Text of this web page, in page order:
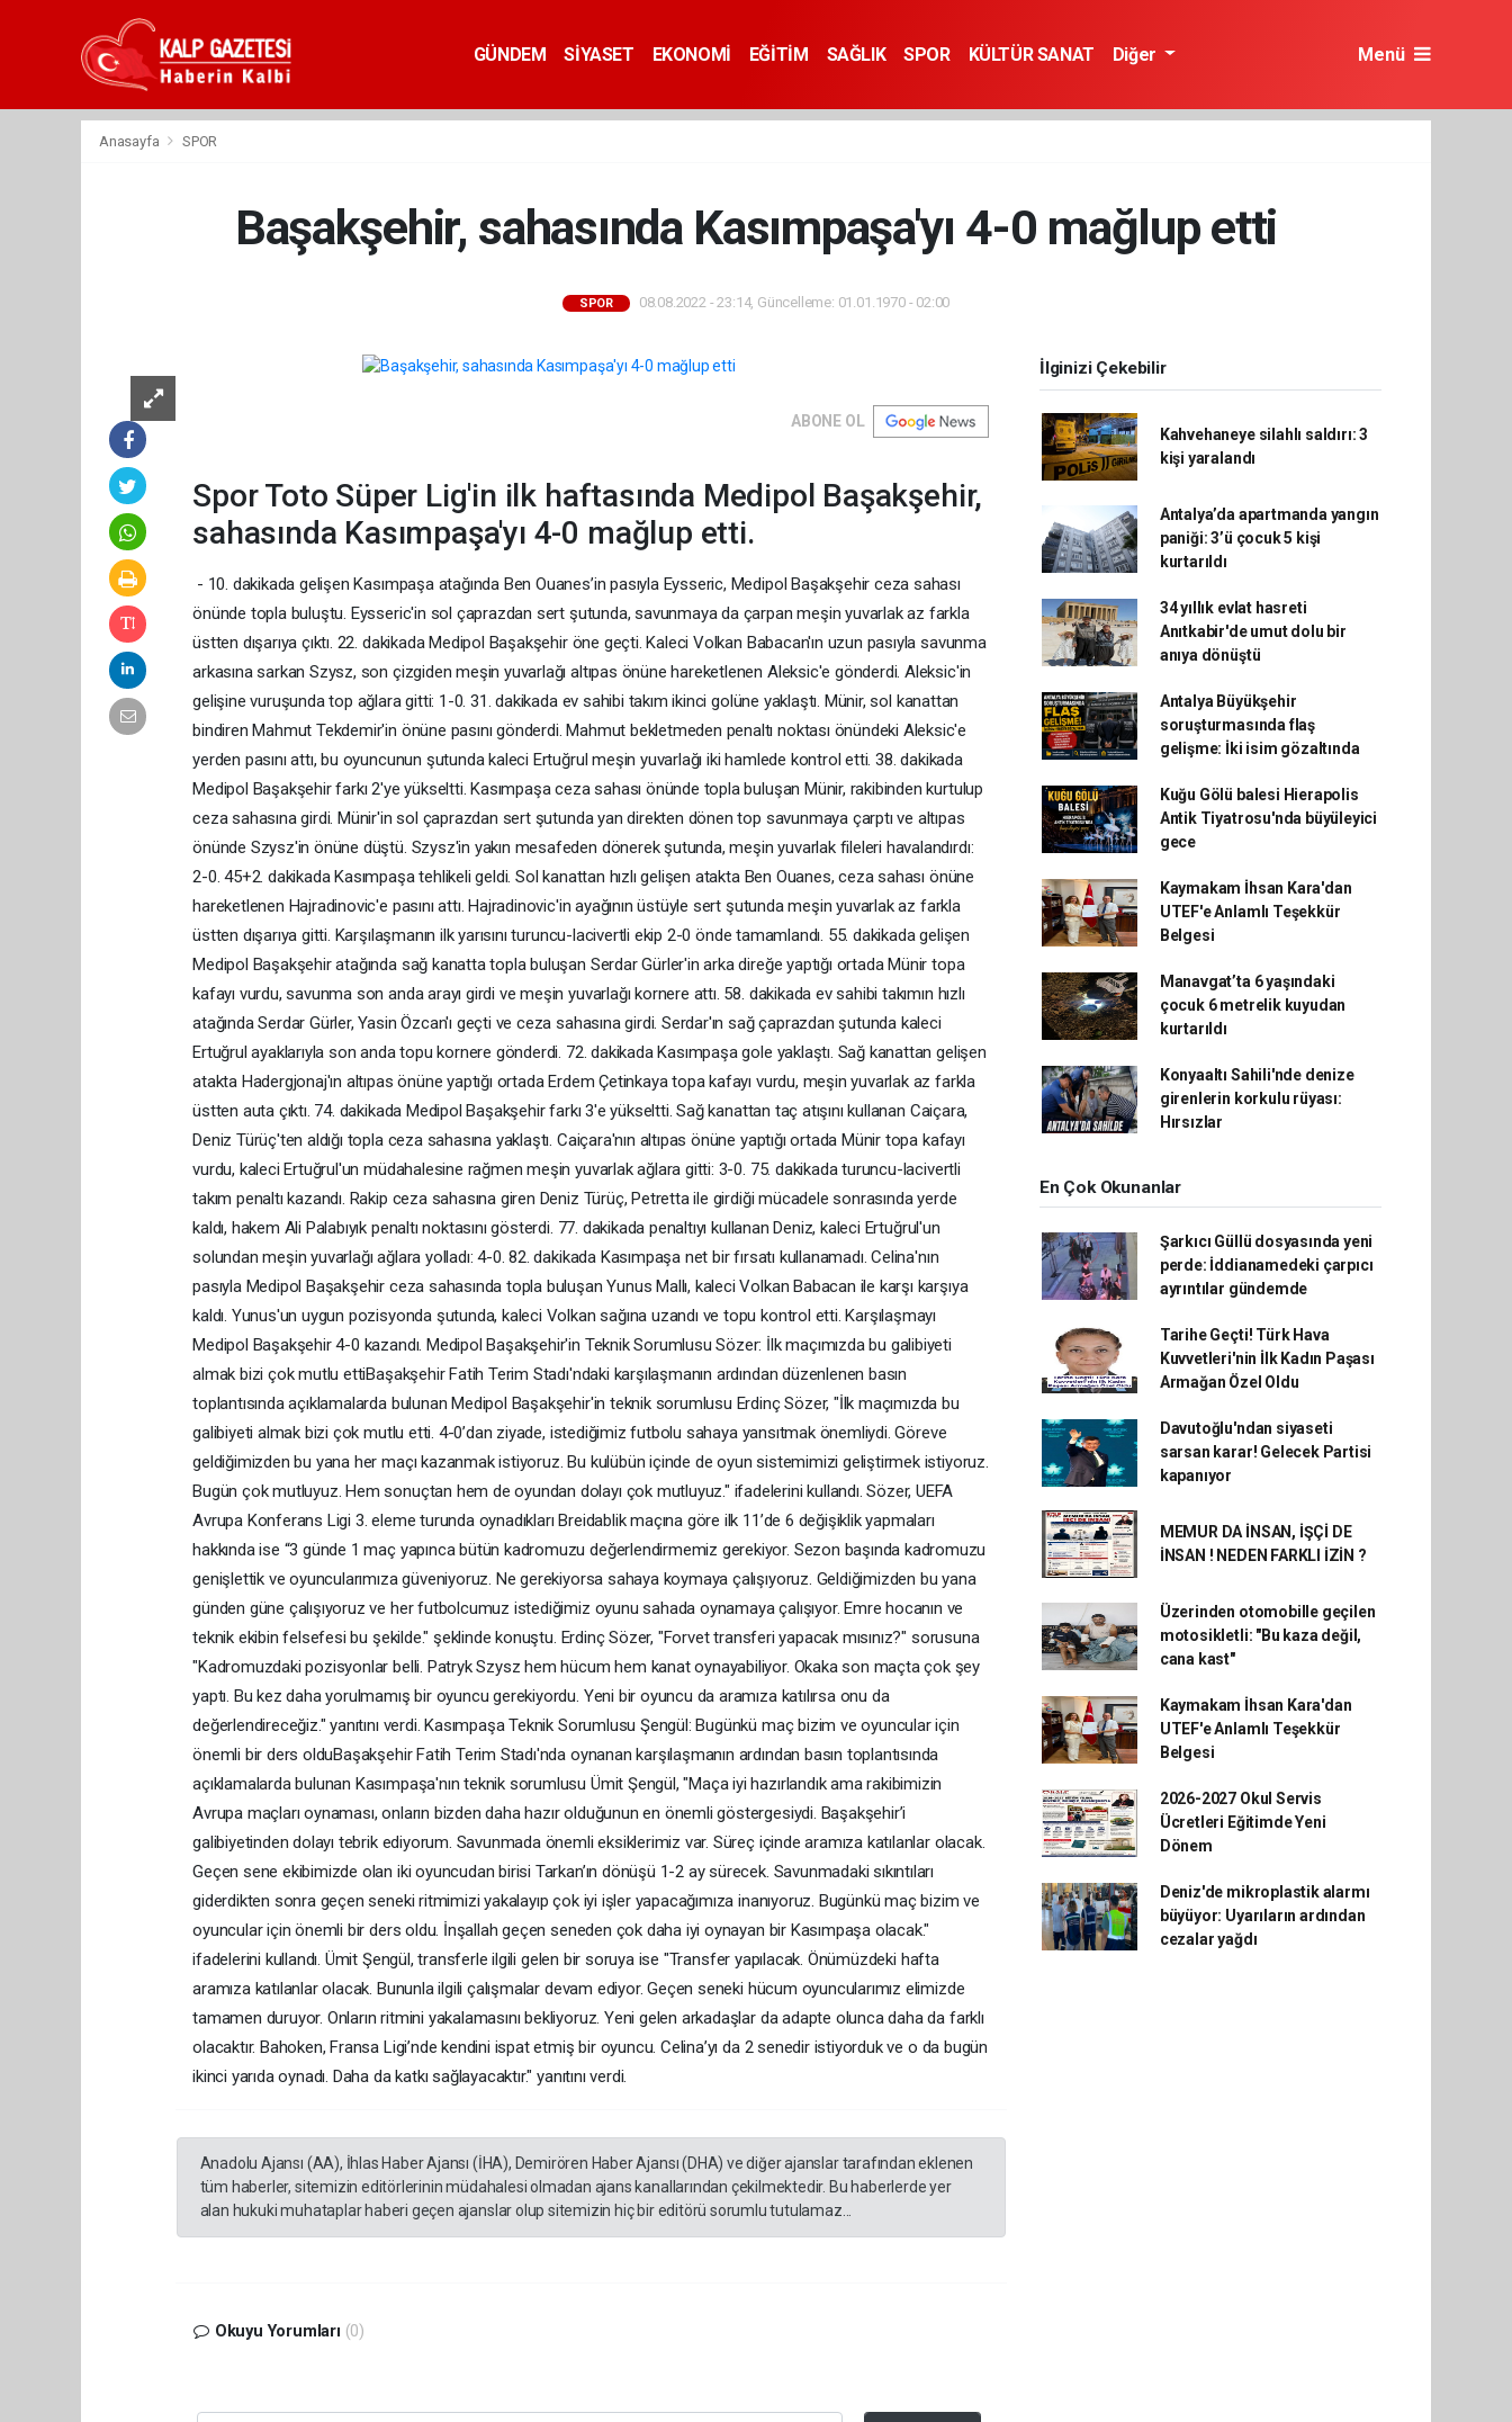
GÜNDEM SİYASET EKONOMİ EĞİTİM SAĞLIK SPOR KÜLTÜR SANAT Diğer Menü
Anasayfa SPOR
Başakşehir, sahasında Kasımpaşa'yı 4-0 mağlup etti
SPOR 08.08.2022 - 23:14, Güncelleme: 01.01.1970 - 02:00
ABONE OL
Spor Toto Süper Lig'in ilk haftasında Medipol Başakşehir,
sahasında Kasımpaşa'yı 4-0 mağlup etti.
- 10. dakikada gelişen Kasımpaşa atağında Ben Ouanes’in pasıyla Eysseric, Medipol Başakşehir ceza sahası
önünde topla buluştu. Eysseric'in sol çaprazdan sert şutunda, savunmaya da çarpan meşin yuvarlak az farkla
üstten dışarıya çıktı. 22. dakikada Medipol Başakşehir öne geçti. Kaleci Volkan Babacan'ın uzun pasıyla savunma
arkasına sarkan Szysz, son çizgiden meşin yuvarlağı altıpas önüne hareketlenen Aleksic'e gönderdi. Aleksic'in
gelişine vuruşunda top ağlara gitti: 1-0. 31. dakikada ev sahibi takım ikinci golüne yaklaştı. Münir, sol kanattan
bindiren Mahmut Tekdemir'in önüne pasını gönderdi. Mahmut bekletmeden penaltı noktası önündeki Aleksic'e
yerden pasını attı, bu oyuncunun şutunda kaleci Ertuğrul meşin yuvarlağı iki hamlede kontrol etti. 38. dakikada
Medipol Başakşehir farkı 2'ye yükseltti. Kasımpaşa ceza sahası önünde topla buluşan Münir, rakibinden kurtulup
ceza sahasına girdi. Münir'in sol çaprazdan sert şutunda yan direkten dönen top savunmaya çarptı ve altıpas
önünde Szysz'in önüne düştü. Szysz'in yakın mesafeden dönerek şutunda, meşin yuvarlak fileleri havalandırdı:
2-0. 45+2. dakikada Kasımpaşa tehlikeli geldi. Sol kanattan hızlı gelişen atakta Ben Ouanes, ceza sahası önüne
hareketlenen Hajradinovic'e pasını attı. Hajradinovic'in ayağının üstüyle sert şutunda meşin yuvarlak az farkla
üstten dışarıya gitti. Karşılaşmanın ilk yarısını turuncu-lacivertli ekip 2-0 önde tamamlandı. 55. dakikada gelişen
Medipol Başakşehir atağında sağ kanatta topla buluşan Serdar Gürler'in arka direğe yaptığı ortada Münir topa
kafayı vurdu, savunma son anda arayı girdi ve meşin yuvarlağı kornere attı. 58. dakikada ev sahibi takımın hızlı
atağında Serdar Gürler, Yasin Özcan'ı geçti ve ceza sahasına girdi. Serdar'ın sağ çaprazdan şutunda kaleci
Ertuğrul ayaklarıyla son anda topu kornere gönderdi. 72. dakikada Kasımpaşa gole yaklaştı. Sağ kanattan gelişen
atakta Hadergjonaj'ın altıpas önüne yaptığı ortada Erdem Çetinkaya topa kafayı vurdu, meşin yuvarlak az farkla
üstten auta çıktı. 74. dakikada Medipol Başakşehir farkı 3'e yükseltti. Sağ kanattan taç atışını kullanan Caiçara,
Deniz Türüç'ten aldığı topla ceza sahasına yaklaştı. Caiçara'nın altıpas önüne yaptığı ortada Münir topa kafayı
vurdu, kaleci Ertuğrul'un müdahalesine rağmen meşin yuvarlak ağlara gitti: 3-0. 75. dakikada turuncu-lacivertli
takım penaltı kazandı. Rakip ceza sahasına giren Deniz Türüç, Petretta ile girdiği mücadele sonrasında yerde
kaldı, hakem Ali Palabıyık penaltı noktasını gösterdi. 77. dakikada penaltıyı kullanan Deniz, kaleci Ertuğrul'un
solundan meşin yuvarlağı ağlara yolladı: 4-0. 82. dakikada Kasımpaşa net bir fırsatı kullanamadı. Celina'nın
pasıyla Medipol Başakşehir ceza sahasında topla buluşan Yunus Mallı, kaleci Volkan Babacan ile karşı karşıya
kaldı. Yunus'un uygun pozisyonda şutunda, kaleci Volkan sağına uzandı ve topu kontrol etti. Karşılaşmayı
Medipol Başakşehir 4-0 kazandı. Medipol Başakşehir'in Teknik Sorumlusu Sözer: İlk maçımızda bu galibiyeti
almak bizi çok mutlu ettiBaşakşehir Fatih Terim Stadı'ndaki karşılaşmanın ardından düzenlenen basın
toplantısında açıklamalarda bulunan Medipol Başakşehir'in teknik sorumlusu Erdinç Sözer, "İlk maçımızda bu
galibiyeti almak bizi çok mutlu etti. 4-0’dan ziyade, istediğimiz futbolu sahaya yansıtmak önemliydi. Göreve
geldiğimizden bu yana her maçı kazanmak istiyoruz. Bu kulübün içinde de oyun sistemimizi geliştirmek istiyoruz.
Bugün çok mutluyuz. Hem sonuçtan hem de oyundan dolayı çok mutluyuz." ifadelerini kullandı. Sözer, UEFA
Avrupa Konferans Ligi 3. eleme turunda oynadıkları Breidablik maçına göre ilk 11’de 6 değişiklik yapmaları
hakkında ise “3 günde 1 maç yapınca bütün kadromuzu değerlendirmemiz gerekiyor. Sezon başında kadromuzu
genişlettik ve oyuncularımıza güveniyoruz. Ne gerekiyorsa sahaya koymaya çalışıyoruz. Geldiğimizden bu yana
günden güne çalışıyoruz ve her futbolcumuz istediğimiz oyunu sahada oynamaya çalışıyor. Emre hocanın ve
teknik ekibin felsefesi bu şekilde." şeklinde konuştu. Erdinç Sözer, "Forvet transferi yapacak mısınız?" sorusuna
"Kadromuzdaki pozisyonlar belli. Patryk Szysz hem hücum hem kanat oynayabiliyor. Okaka son maçta çok şey
yaptı. Bu kez daha yorulmamış bir oyuncu gerekiyordu. Yeni bir oyuncu da aramıza katılırsa onu da
değerlendireceğiz." yanıtını verdi. Kasımpaşa Teknik Sorumlusu Şengül: Bugünkü maç bizim ve oyuncular için
önemli bir ders olduBaşakşehir Fatih Terim Stadı'nda oynanan karşılaşmanın ardından basın toplantısında
açıklamalarda bulunan Kasımpaşa'nın teknik sorumlusu Ümit Şengül, "Maça iyi hazırlandık ama rakibimizin
Avrupa maçları oynaması, onların bizden daha hazır olduğunun en önemli göstergesiydi. Başakşehir’i
galibiyetinden dolayı tebrik ediyorum. Savunmada önemli eksiklerimiz var. Süreç içinde aramıza katılanlar olacak.
Geçen sene ekibimizde olan iki oyuncudan birisi Tarkan’ın dönüşü 1-2 ay sürecek. Savunmadaki sıkıntıları
giderdikten sonra geçen seneki ritmimizi yakalayıp çok iyi işler yapacağımıza inanıyoruz. Bugünkü maç bizim ve
oyuncular için önemli bir ders oldu. İnşallah geçen seneden çok daha iyi oynayan bir Kasımpaşa olacak."
ifadelerini kullandı. Ümit Şengül, transferle ilgili gelen bir soruya ise "Transfer yapılacak. Önümüzdeki hafta
aramıza katılanlar olacak. Bununla ilgili çalışmalar devam ediyor. Geçen seneki hücum oyuncularımız elimizde
tamamen duruyor. Onların ritmini yakalamasını bekliyoruz. Yeni gelen arkadaşlar da adapte olunca daha da farklı
olacaktır. Bahoken, Fransa Ligi’nde kendini ispat etmiş bir oyuncu. Celina’yı da 2 senedir istiyorduk ve o da bugün
ikinci yarıda oynadı. Daha da katkı sağlayacaktır." yanıtını verdi.
Anadolu Ajansı (AA), İhlas Haber Ajansı (İHA), Demirören Haber Ajansı (DHA) ve diğer ajanslar tarafından eklenen
tüm haberler, sitemizin editörlerinin müdahalesi olmadan ajans kanallarından çekilmektedir. Bu haberlerde yer
alan hukuki muhataplar haberi geçen ajanslar olup sitemizin hiç bir editörü sorumlu tutulamaz...
Okuyu Yorumları (0)
İlginizi Çekebilir
Kahvehaneye silahlı saldırı: 3
kişi yaralandı
Antalya’da apartmanda yangın
paniği: 3’ü çocuk 5 kişi
kurtarıldı
34 yıllık evlat hasreti
Anıtkabir'de umut dolu bir
anıya dönüştü
Antalya Büyükşehir
soruşturmasında flaş
gelişme: İki isim gözaltında
Kuğu Gölü balesi Hierapolis
Antik Tiyatrosu'nda büyüleyici
gece
Kaymakam İhsan Kara'dan
UTEF'e Anlamlı Teşekkür
Belgesi
Manavgat’ta 6 yaşındaki
çocuk 6 metrelik kuyudan
kurtarıldı
Konyaaltı Sahili'nde denize
girenlerin korkulu rüyası:
Hırsızlar
En Çok Okunanlar
Şarkıcı Güllü dosyasında yeni
perde: İddianamedeki çarpıcı
ayrıntılar gündemde
Tarihe Geçti! Türk Hava
Kuvvetleri'nin İlk Kadın Paşası
Armağan Özel Oldu
Davutoğlu'ndan siyaseti
sarsan karar! Gelecek Partisi
kapanıyor
MEMUR DA İNSAN, İŞÇİ DE
İNSAN ! NEDEN FARKLI İZİN ?
Üzerinden otomobille geçilen
motosikletli: "Bu kaza değil,
cana kast"
Kaymakam İhsan Kara'dan
UTEF'e Anlamlı Teşekkür
Belgesi
2026-2027 Okul Servis
Ücretleri Eğitimde Yeni
Dönem
Deniz'de mikroplastik alarmı
büyüyor: Uyarıların ardından
cezalar yağdı